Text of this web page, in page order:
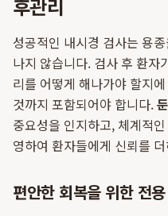
후관리
성공적인 내시경 검사는 용
나지 않습니다. 검사 후 환자
리를 어떻게 해나가야 할지
것까지 포함되어야 합니다.
중요성을 인지하고, 체계적인
영하여 환자들에게 신뢰를
편안한 회복을 위한 전